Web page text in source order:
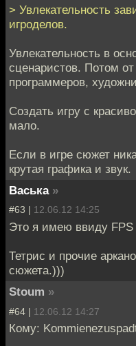
> Увлекательность
игроделов.
Увлекательность в
сценаристов. Потом
программеров,
Создать игру с
мало.
Если в игре сюжет
крутая графика и звук.
Васька »
#63 | 12.06.12 14:25
Это я имею ввиду FPS
Тетрис и прочие
сюжета.)))
Stoum »
#64 | 12.06.12 14:27
Кому: